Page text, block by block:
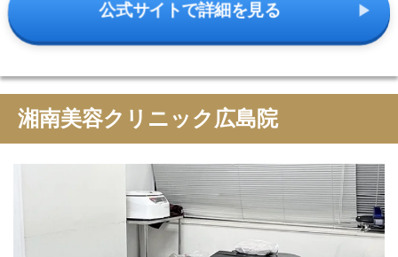
公式サイトで詳細を見る
湘南美容クリニック広島院